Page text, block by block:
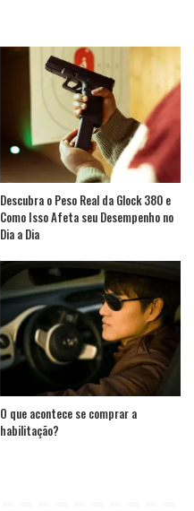
Descubra o Peso Real da Glock 380 e
Como Isso Afeta seu Desempenho no
Dia a Dia
O que acontece se comprar a
habilitação?